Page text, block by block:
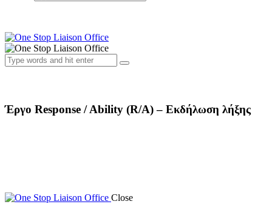
Έργο Response / Ability (R/A) – Εκδήλωση λήξης
Close